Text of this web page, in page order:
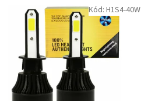
Kód: H1S4-40W